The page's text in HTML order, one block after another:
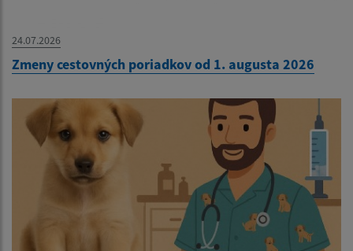
24.07.2026
Zmeny cestovných poriadkov od 1. augusta 2026